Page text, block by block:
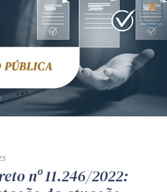
nº 11.246/2022: